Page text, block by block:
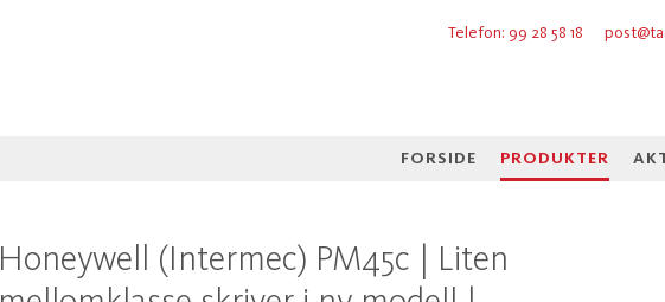
Telefon: 99 28 58 18
FORSIDE PRODUKTER
Honeywell (Intermec) PM45c | Liten